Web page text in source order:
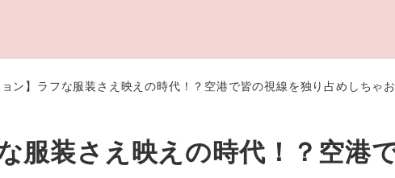
ョン】ラフな服装さえ映えの時代！？空港で皆の視線を独り占めしちゃ
服装さえ映えの時代！？空港